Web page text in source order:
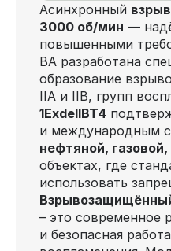
Асинхронный
3000 об/мин —
повышенными
ВА разработана
образование
IIA и IIB, групп
1ExdеIIBT4
и международным
нефтяной,
объектах, где
использовать
– это современное
и безопасная